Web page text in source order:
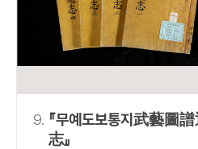
9. 『무예도보통지武藝圖
志』